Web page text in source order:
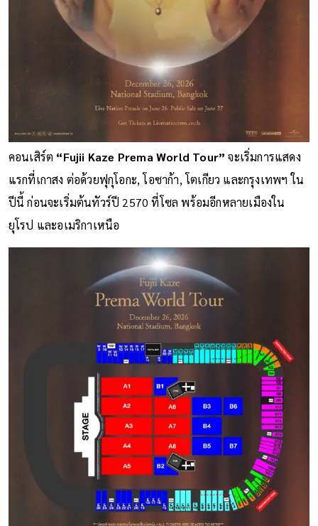
คอนเสิร์ต “Fujii Kaze Prema World Tour” จะเริ่มการแสดง
แรกที่เกาสง ต่อด้วยฟุกุโอกะ, โอซาก้า, โตเกียว และกรุงเทพฯ ใน
ปีนี้ ก่อนจะเริ่มต้นทัวร์ปี 2570 ที่โซล พร้อมอีกหลายเมืองใน
ยุโรป และอเมริกาเหนือ